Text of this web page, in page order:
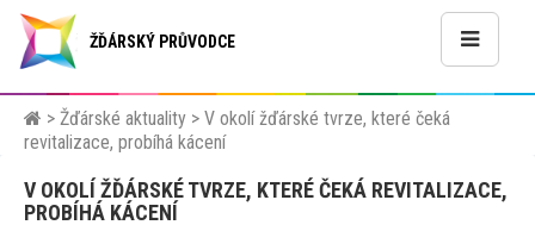
ŽĎÁRSKÝ PRŮVODCE
> Žďárské aktuality > V okolí žďárské tvrze, které čeká
revitalizace, probíhá kácení
V OKOLÍ ŽĎÁRSKÉ TVRZE, KTERÉ ČEKÁ REVITALIZACE,
PROBÍHÁ KÁCENÍ